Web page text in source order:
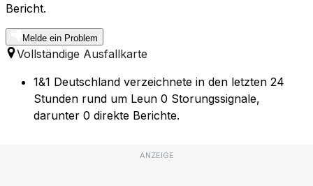
Bericht.
Melde ein Problem
Vollständige Ausfallkarte
1&1 Deutschland verzeichnete in den letzten 24
Stunden rund um Leun 0 Storungssignale,
darunter 0 direkte Berichte.
ANZEIGE